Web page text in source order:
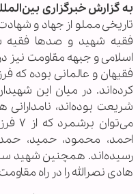
به گزارش خبرگزاری
تاریخی مملو از جهاد و
فقیه شهید و صدها فقیه
اسلامی و جبهه مقاومت
فقیهان و عالمانی بوده که
کرده‌اند. در میان این
شریعت بوده‌اند،
احمد، محمود، حمید،
رسیده‌اند. همچنین شهید
هادی نصرالله را در راه